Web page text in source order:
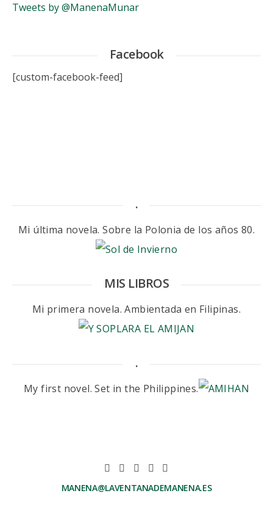
Tweets by @ManenaMunar
Facebook
[custom-facebook-feed]
.
Mi última novela. Sobre la Polonia de los años 80.
MIS LIBROS
Mi primera novela. Ambientada en Filipinas.
.
My first novel. Set in the Philippines.
MANENA@LAVENTANADEMANENA.ES